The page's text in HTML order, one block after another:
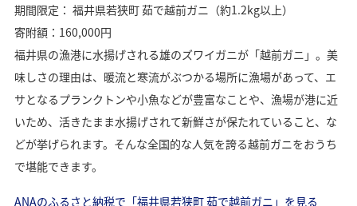
期間限定： 福井県若狭町 茹で越前ガニ（約1.2kg以上）
寄附額：160,000円
福井県の漁港に水揚げされる雄のズワイガニが「越前ガニ」。美
味しさの理由は、暖流と寒流がぶつかる場所に漁場があって、エ
サとなるプランクトンや小魚などが豊富なことや、漁場が港に近
いため、活きたまま水揚げされて新鮮さが保たれていること、な
どが挙げられます。そんな全国的な人気を誇る越前ガニをおうち
で堪能できます。
ANAのふるさと納税で「福井県若狭町 茹で越前ガニ」を見る